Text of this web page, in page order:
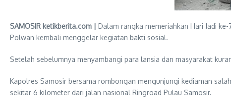
SAMOSIR ketikberita.com | Dalam rangka memeriahkan Hari Jadi
Polwan kembali menggelar kegiatan bakti sosial.
Setelah sebelumnya menyambangi para lansia dan masyarakat
Kapolres Samosir bersama rombongan mengunjungi kediaman
sekitar 6 kilometer dari jalan nasional Ringroad Pulau Samosir.